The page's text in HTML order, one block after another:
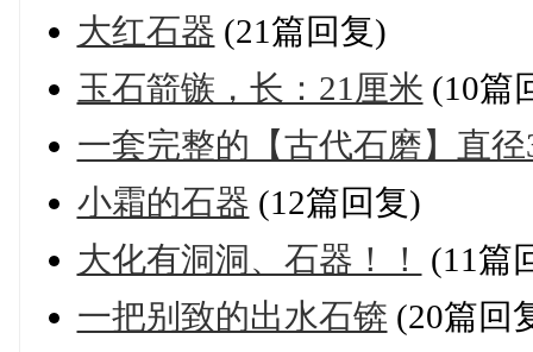
大红石器 (21篇回复)
玉石箭镞，长：21厘米 (10篇
一套完整的【古代石磨】直径
小霜的石器 (12篇回复)
大化有洞洞、石器！！
(11篇
一把别致的出水石锛 (20篇回